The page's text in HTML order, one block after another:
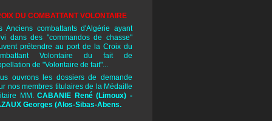
DU COMBATTANT VOLONTAIRE
Anciens combattants d'Algérie ayant
dans des "commandos de chasse"
prétendre au port de la Croix du
Volontaire du fait de
de "Volontaire de fait"...
ouvrons les dossiers de demande
nos membres titulaires de la Médaille
MM. CABANIE René(Limoux) -
Georges (Alos-Sibas-Abens.